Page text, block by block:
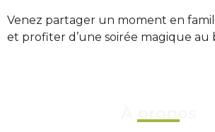
Venez partager un moment en
et profiter d’une soirée magique au